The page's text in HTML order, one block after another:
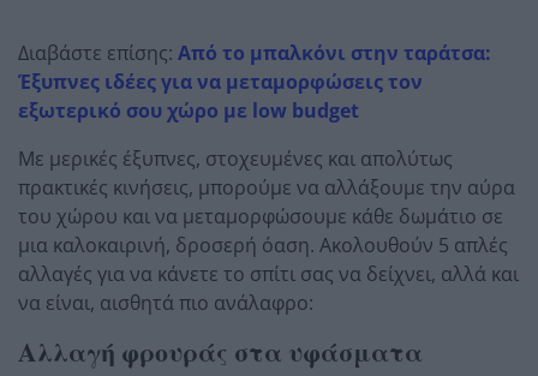
Διαβάστε επίσης: Από το μπαλκόνι στην ταράτσα:
Έξυπνες ιδέες για να μεταμορφώσεις τον
εξωτερικό σου χώρο με low budget
Με μερικές έξυπνες, στοχευμένες και απολύτως
πρακτικές κινήσεις, μπορούμε να αλλάξουμε την αύρα
του χώρου και να μεταμορφώσουμε κάθε δωμάτιο σε
μια καλοκαιρινή, δροσερή όαση. Ακολουθούν 5 απλές
αλλαγές για να κάνετε το σπίτι σας να δείχνει, αλλά και
να είναι, αισθητά πιο ανάλαφρο:
Αλλαγή φρουράς στα υφάσματα